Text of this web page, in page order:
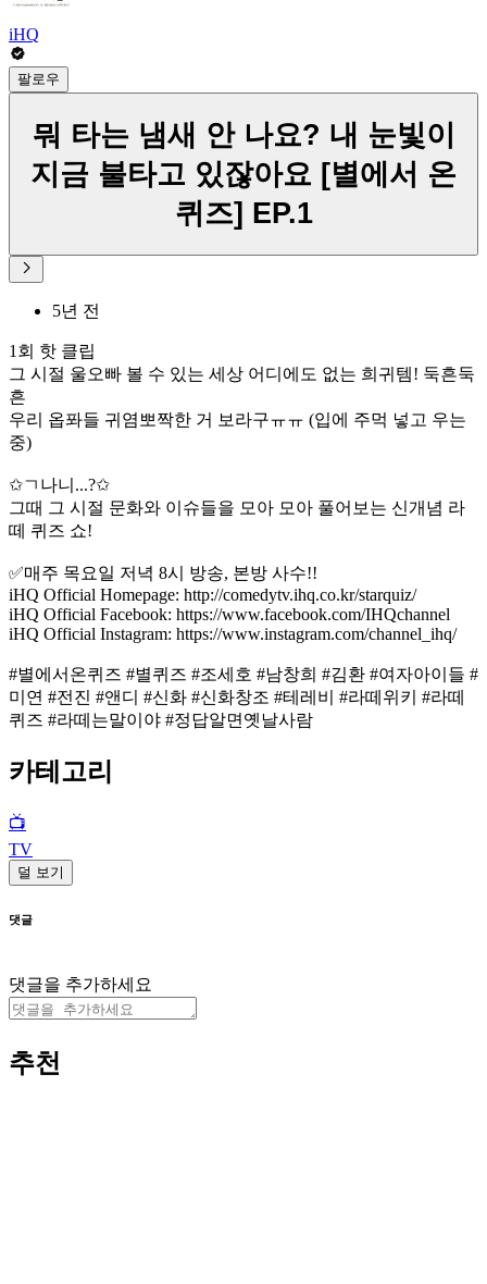
iHQ
팔로우
뭐 타는 냄새 안 나요? 내 눈빛이
지금 불타고 있잖아요 [별에서 온
퀴즈] EP.1
5년 전
1회 핫 클립
그 시절 울오빠 볼 수 있는 세상 어디에도 없는 희귀템! 둑흔둑
흔
우리 옵퐈들 귀염뽀짝한 거 보라구ㅠㅠ (입에 주먹 넣고 우는
중)
✩ㄱ나니...?✩
그때 그 시절 문화와 이슈들을 모아 모아 풀어보는 신개념 라
떼 퀴즈 쇼!
✅매주 목요일 저녁 8시 방송, 본방 사수!!
iHQ Official Homepage: http://comedytv.ihq.co.kr/starquiz/
iHQ Official Facebook: https://www.facebook.com/IHQchannel
iHQ Official Instagram: https://www.instagram.com/channel_ihq/
#별에서온퀴즈 #별퀴즈 #조세호 #남창희 #김환 #여자아이들 #
미연 #전진 #앤디 #신화 #신화창조 #테레비 #라떼위키 #라떼
퀴즈 #라떼는말이야 #정답알면옛날사람
카테고리
📺
TV
덜 보기
댓글
댓글을 추가하세요
추천